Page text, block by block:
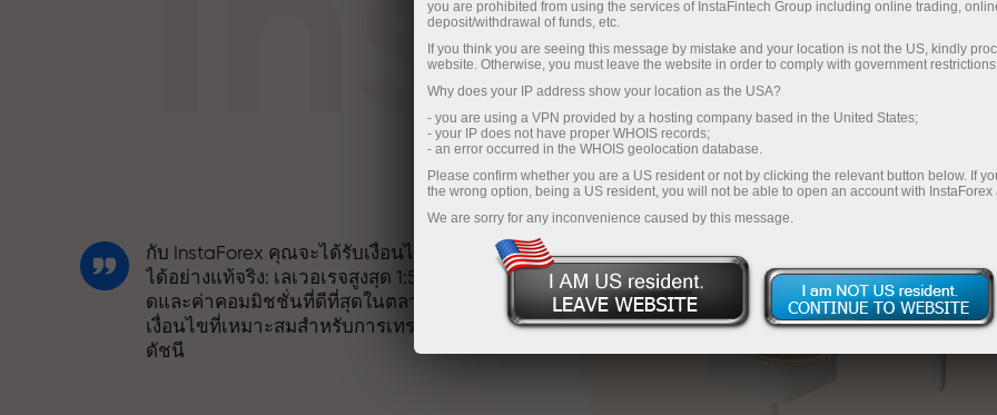
กับ InstaForex คุณจะได้รับเงื่อนไขที่แข่งขัน
ได้อย่างแท้จริง: เลเวอเรจสูงสุด 1:5000 สเปร
ดและค่าคอมมิชชั่นที่ดีที่สุดในตลาด รวมถึง
เงื่อนไขที่เหมาะสมสำหรับการเทรดหุ้นและ
ดัชนี
you are prohibited from using the services of InstaFintech Group including online trading,
deposit/withdrawal of funds, etc.
If you think you are seeing this message by mistake and your location is not the US, kindly
website. Otherwise, you must leave the website in order to comply with government
Why does your IP address show your location as the USA?
- you are using a VPN provided by a hosting company based in the United States;
- your IP does not have proper WHOIS records;
- an error occurred in the WHOIS geolocation database.
Please confirm whether you are a US resident or not by clicking the relevant button below. If
the wrong option, being a US resident, you will not be able to open an account with InstaForex
We are sorry for any inconvenience caused by this message.